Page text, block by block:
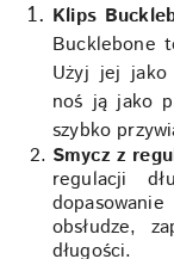
Klips
Bucklebone
Użyj jej jako
noś ją jako
szybko
Smycz z
regulacji
obsłudze,
długości.